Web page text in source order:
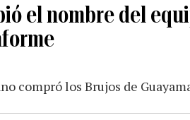
el nombre del
compró los Brujos de